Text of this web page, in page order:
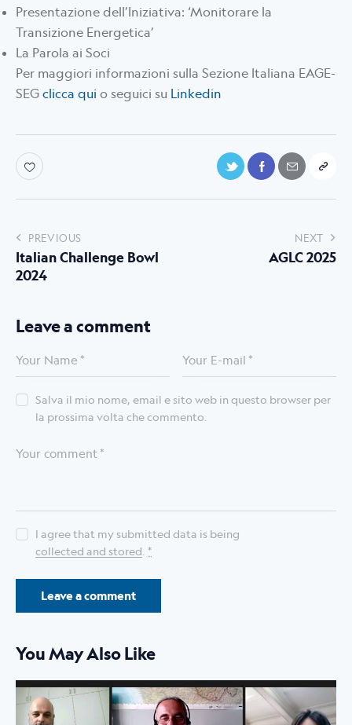
Presentazione dell’Iniziativa: ‘Monitorare la
Transizione Energetica’
La Parola ai Soci
Per maggiori informazioni sulla Sezione Italiana EAGE-
SEG clicca qui o seguici su Linkedin
PREVIOUS
Italian Challenge Bowl
2024
NEXT
AGLC 2025
Leave a comment
Salva il mio nome, email e sito web in questo browser per
la prossima volta che commento.
I agree that my submitted data is being
collected and stored *
You May Also Like